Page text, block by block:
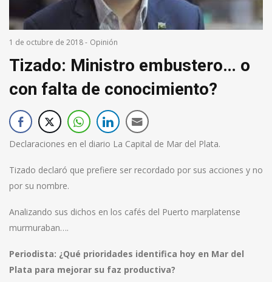
1 de octubre de 2018- Opinión
Tizado: Ministro embustero… o
con falta de conocimiento?
Declaraciones en el diario La Capital de Mar del Plata.
Tizado declaró que prefiere ser recordado por sus acciones y no
por su nombre.
Analizando sus dichos en los cafés del Puerto marplatense
murmuraban….
Periodista: ¿Qué prioridades identifica hoy en Mar del
Plata para mejorar su faz productiva?